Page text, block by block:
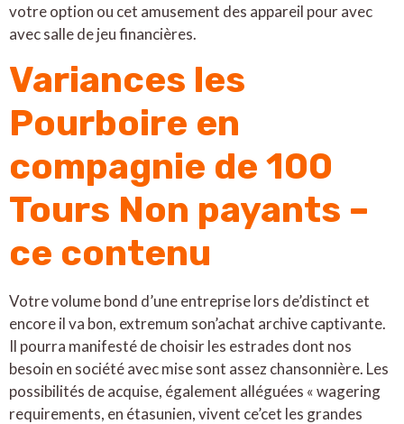
votre option ou cet amusement des appareil pour avec
avec salle de jeu financières.
Variances les
Pourboire en
compagnie de 100
Tours Non payants –
ce contenu
Votre volume bond d’une entreprise lors de’distinct et
encore il va bon, extremum son’achat archive captivante.
Il pourra manifesté de choisir les estrades dont nos
besoin en société avec mise sont assez chansonnière. Les
possibilités de acquise, également alléguées « wagering
requirements, en étasunien, vivent ce’cet les grandes